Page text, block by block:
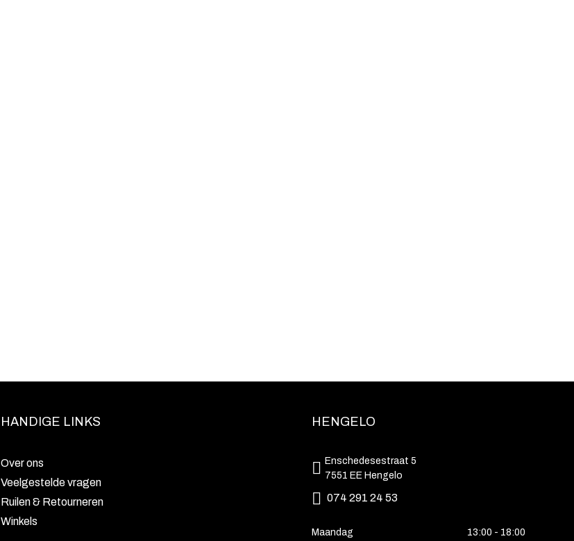
HANDIGE LINKS
Over ons
Veelgestelde vragen
Ruilen & Retourneren
Winkels
HENGELO
Enschedesestraat 5
7551 EE Hengelo
074 291 24 53
Maandag
13:00 - 18:00